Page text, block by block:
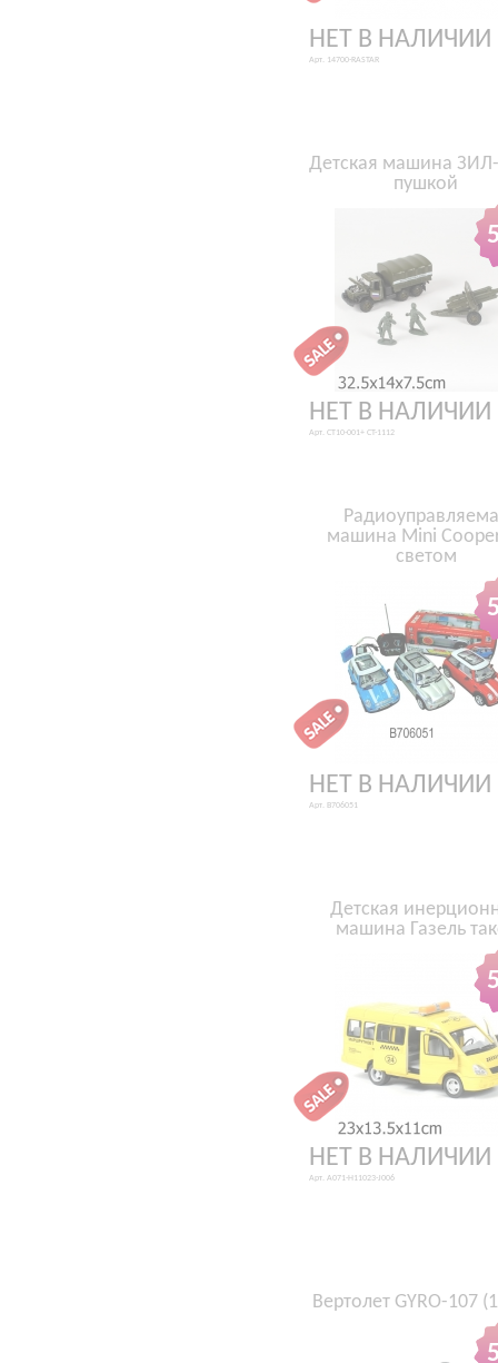
НЕТ В НАЛИЧИИ
Арт. 14700-RASTAR
Детская машина
пушкой
НЕТ В НАЛИЧИИ
Арт. CT10-001+ CT-1112
машина Mini
светом
НЕТ В НАЛИЧИИ
Арт. B706051
Детская
машина Газель
НЕТ В НАЛИЧИИ
Арт. A071-H11023-J006
Вертолет GYRO-107